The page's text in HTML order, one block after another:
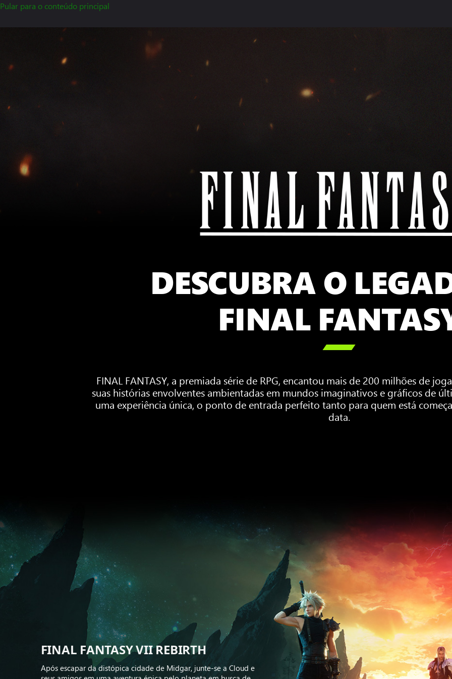
Pular para o conteúdo principal
DESCUBRA O
FINAL

FINAL FANTASY, a premiada série de RPG, encantou mais de 200 milhões de
suas histórias envolventes ambientadas em mundos imaginativos e gráficos de
uma experiência única, o ponto de entrada perfeito tanto para quem está
data.
FINAL FANTASY VII REBIRTH
Após escapar da distópica cidade de Midgar, junte-se a Cloud e